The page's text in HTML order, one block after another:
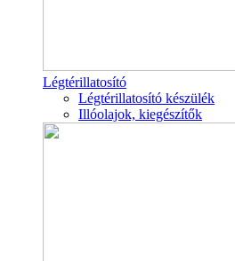
Légtérillatosító
Légtérillatosító készülék
Illóolajok, kiegészítők